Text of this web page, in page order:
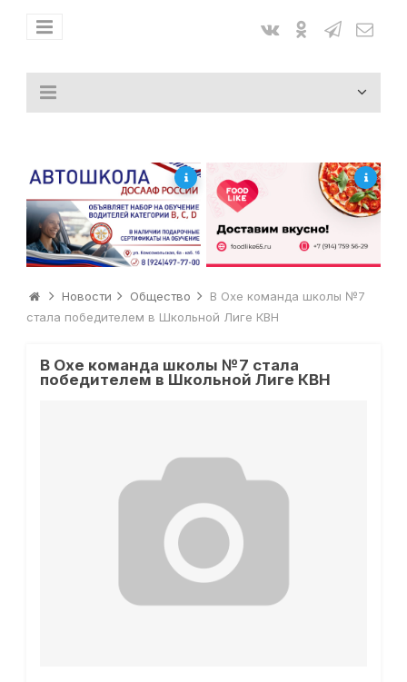
Новости Общество
В Охе команда школы №7
стала победителем в Школьной Лиге КВН
В Охе команда школы №7 стала
победителем в Школьной Лиге КВН